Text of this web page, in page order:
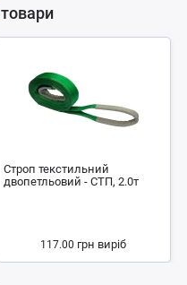
товари
Строп текстильний
двопетльовий - СТП, 2.0т
117.00 грн виріб